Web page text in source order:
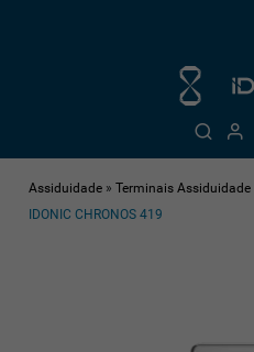
Assiduidade »Terminais Assiduidade
IDONIC CHRONOS 419